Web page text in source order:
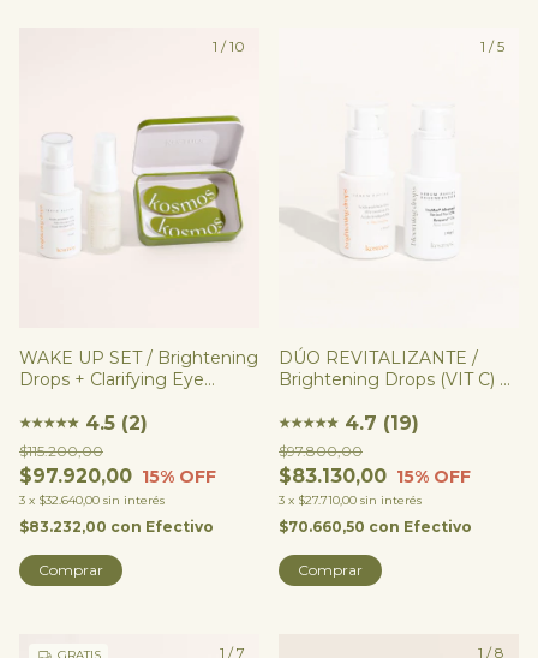
1 /10
WAKE UP SET / Brightening
Drops + Clarifying Eye
(opcional)
★★★★★
★ 4.5 (2)
$97.920,00
$115.200,00
15% OFF
3 x $32.640,00 sin interés
$83.232,00 con Efectivo
Comprar
1 /5
DÚO REVITALIZANTE /
Brightening Drops (VIT C) +
★★★★★
★ 4.7 (19)
$83.130,00
$97.800,00
15% OFF
3 x $27.710,00 sin interés
$70.660,50 con Efectivo
1 /7 1 /8